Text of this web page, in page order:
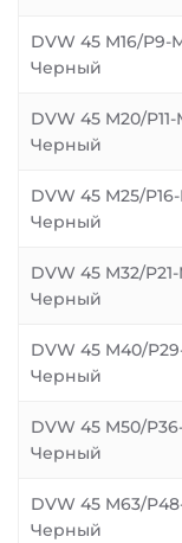
DVW 45 M16/P9-
Черный
DVW 45 M20/P11-
Черный
DVW 45 M25/
Черный
DVW 45 M32/P21-
Черный
DVW 45 M40/
Черный
DVW 45 M50/
Черный
DVW 45 M63/
Черный